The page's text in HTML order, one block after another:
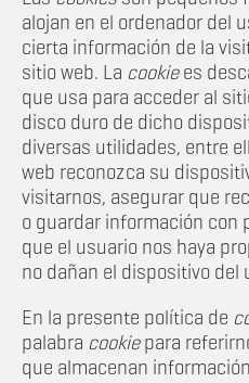
alojan en el ordenador del
cierta información de la
sitio web. La cookiees
que usa para acceder al
disco duro de dicho
diversas utilidades, entre
web reconozca su
visitarnos, asegurar que
o guardar información con
que el usuario nos haya
no dañan el dispositivo del
En la presente política de
palabra cookiepara
que almacenan